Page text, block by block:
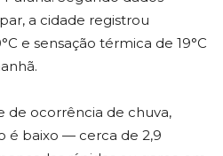
a cidade registrou
e sensação térmica de 19°C
de ocorrência de chuva,
é baixo — cerca de 2,9